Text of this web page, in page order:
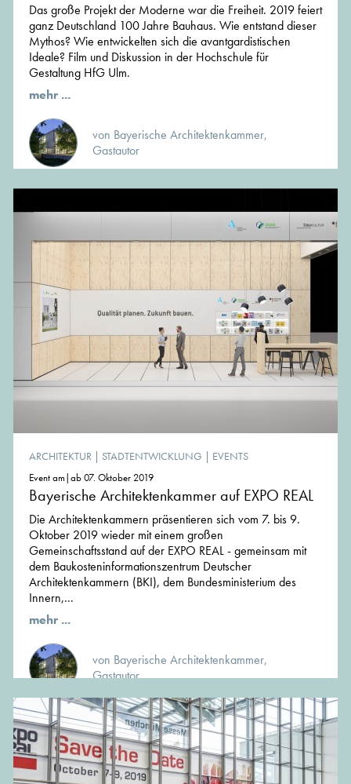
Das große Projekt der Moderne war die Freiheit. 2019 feiert
ganz Deutschland 100 Jahre Bauhaus. Wie entstand dieser
Mythos? Wie entwickelten sich die avantgardistischen
Ideale? Film und Diskussion in der Hochschule für
Gestaltung HfG Ulm.
mehr ...
von Bayerische Architektenkammer,
Gastautor
ARCHITEKTUR | STADTENTWICKLUNG | EVENTS
Event am|ab 07. Oktober 2019
Bayerische Architektenkammer auf EXPO REAL
Die Architektenkammern präsentieren sich vom 7. bis 9.
Oktober 2019 wieder mit einem großen
Gemeinschaftsstand auf der EXPO REAL - gemeinsam mit
dem Baukosteninformationszentrum Deutscher
Architektenkammern (BKI), dem Bundesministerium des
Innern,...
mehr ...
von Bayerische Architektenkammer,
Gastautor